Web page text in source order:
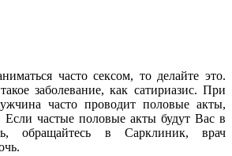
часто сексом, то делайте это.
заболевание, как сатириазис. При
часто проводит половые акты,
Если частые половые акты будут Вас в
обращайтесь в Сарклиник, врач